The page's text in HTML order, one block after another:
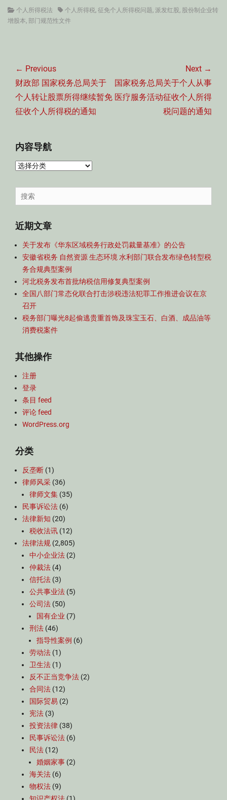
Categories
个人所得税法 Tags个人所得税, 征免个人所得税问题, 派发红股, 股份制企业转
增股本, 部门规范性文件
章
导
航
← Previous
Previous
post:
财政部 国家税务总局关于
个人转让股票所得继续暂免
征收个人所得税的通知
Next →
Next
post:
国家税务总局关于个人从事
医疗服务活动征收个人所得
税问题的通知
内容导航
内
导
航
Search
for:
近期文章
关于发布《华东区域税务行政处罚裁量基准》的公告
安徽省税务 自然资源 生态环境 水利部门联合发布绿色转型税
务合规典型案例
河北税务发布首批纳税信用修复典型案例
全国八部门常态化联合打击涉税违法犯罪工作推进会议在京
召开
税务部门曝光8起偷逃贵重首饰及珠宝玉石、白酒、成品油等
消费税案件
其他操作
注册
登录
条目 feed
评论 feed
WordPress.org
分类
反垄断 (1)
律师风采 (36)
律师文集 (35)
民事诉讼法 (6)
法律新知 (20)
税收法讯 (12)
法律法规 (2,805)
中小企业法 (2)
仲裁法 (4)
信托法 (3)
公共事业法 (5)
公司法 (50)
国有企业 (7)
刑法 (46)
指导性案例 (6)
劳动法 (1)
卫生法 (1)
反不正当竞争法 (2)
合同法 (12)
国际贸易 (2)
宪法 (3)
投资法律 (38)
民事诉讼法 (6)
民法 (12)
婚姻家事 (2)
海关法 (6)
物权法 (9)